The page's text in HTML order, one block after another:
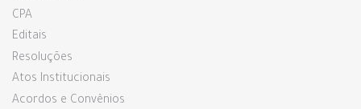
CPA
Editais
Resoluções
Atos Institucionais
Acordos e Convênios